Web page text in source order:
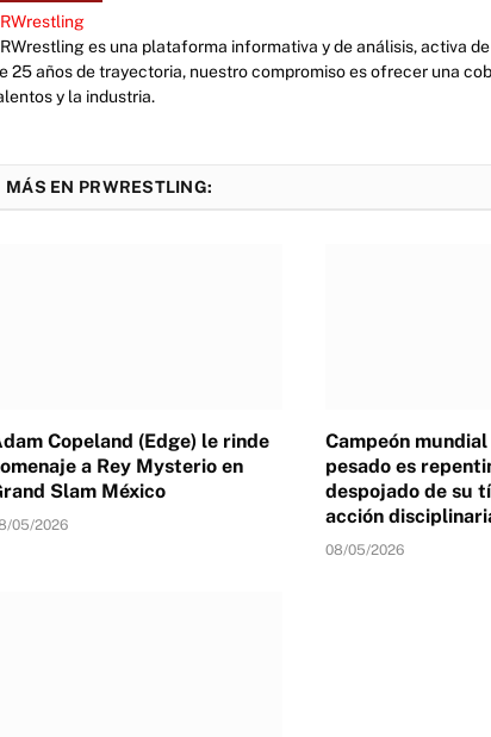
es una plataforma informativa y de análisis, activa
25 años de trayectoria, nuestro compromiso es ofrecer una
y la industria.
MÁS EN PRWRESTLING:
Copeland (Edge) le rinde
a Rey Mysterio en
Slam México
05/2026
Campeón
pesado es
despojado de su
acción
08/05/2026